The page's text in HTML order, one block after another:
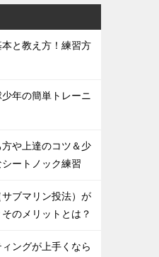
と教え方！練習方
年の簡単トレーニ
や上達のコツ＆少
ートノック練習
ブマリン投法）が
のメリットとは？
ングが上手くなら